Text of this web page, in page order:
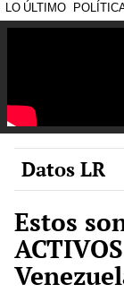
LO ÚLTIMO
Datos LR
Estos